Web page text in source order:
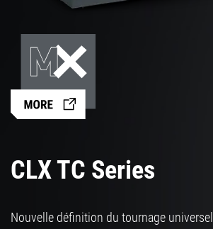
CLX TC Series
Nouvelle définition du tournage universel